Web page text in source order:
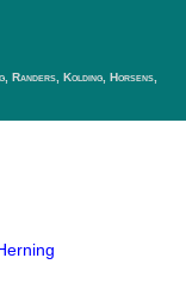
Randers, Kolding, Horsens,